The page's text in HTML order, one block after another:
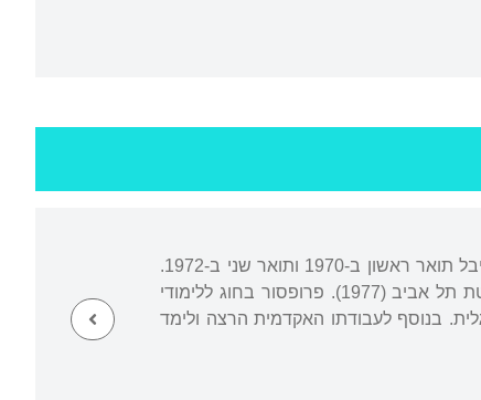
נולד בתל אביב, סיים את תיכון "עירוני א"', למד פילוסופיה ותיאטרון באוניברסיטת תל אביב וקיבל תואר ראשון ב-1970 ותואר שני ב-1972.
למד לדוקטורט באסתטיקה יפנית באוניברסיטת וואסדה, טוקיו, והשלים את התואר באוניברסיטת תל אביב (1977). פרופסור בחוג ללימודי
בנוסף לעבודתו האקדמית הרצה ולימד